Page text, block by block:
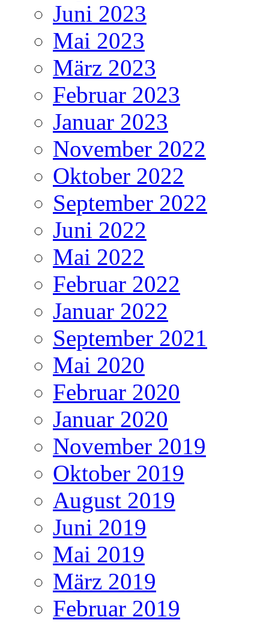
Juni 2023
Mai 2023
März 2023
Februar 2023
Januar 2023
November 2022
Oktober 2022
September 2022
Juni 2022
Mai 2022
Februar 2022
Januar 2022
September 2021
Mai 2020
Februar 2020
Januar 2020
November 2019
Oktober 2019
August 2019
Juni 2019
Mai 2019
März 2019
Februar 2019